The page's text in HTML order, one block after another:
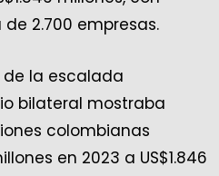
2.700 empresas.
de la escalada
bilateral mostraba
colombianas
en 2023 a US$1.846